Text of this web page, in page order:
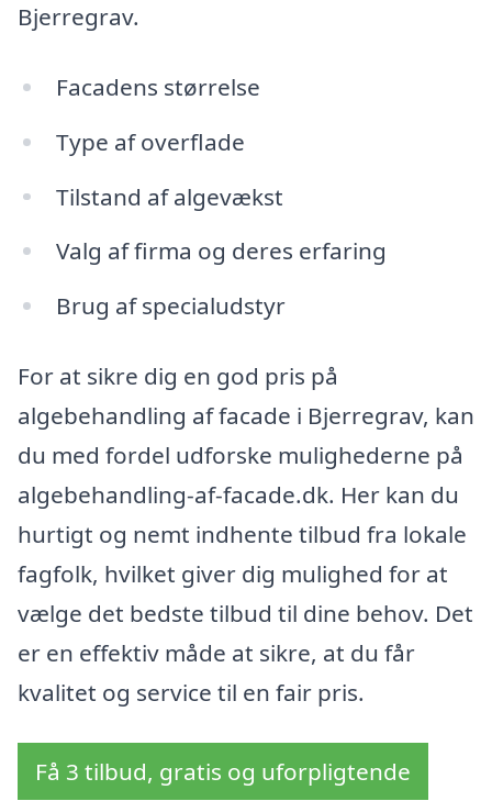
Bjerregrav.
Facadens størrelse
Type af overflade
Tilstand af algevækst
Valg af firma og deres erfaring
Brug af specialudstyr
For at sikre dig en god pris på
algebehandling af facade i Bjerregrav, kan
du med fordel udforske mulighederne på
algebehandling-af-facade.dk. Her kan du
hurtigt og nemt indhente tilbud fra lokale
fagfolk, hvilket giver dig mulighed for at
vælge det bedste tilbud til dine behov. Det
er en effektiv måde at sikre, at du får
kvalitet og service til en fair pris.
Få 3 tilbud, gratis og uforpligtende